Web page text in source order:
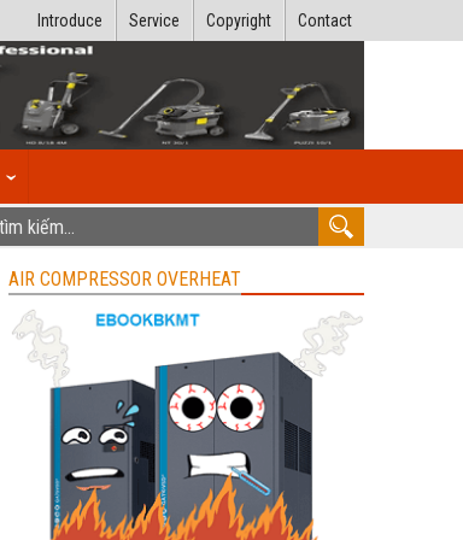
Contact
Copyright
Service
Introduce
AIR COMPRESSOR OVERHEAT